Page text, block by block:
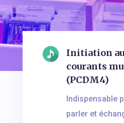
Initiation
courants
(PCDM4)
Indispensable
parler et